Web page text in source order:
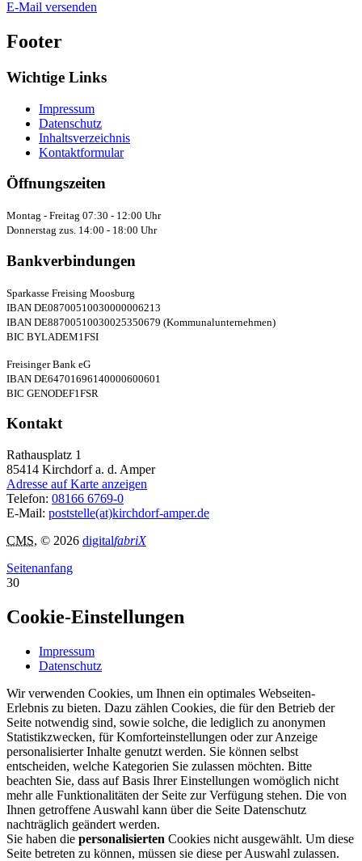
E-Mail versenden
Footer
Wichtige Links
Impressum
Datenschutz
Inhaltsverzeichnis
Kontaktformular
Öffnungszeiten
Montag - Freitag 07:30 - 12:00 Uhr
Donnerstag zus. 14:00 - 18:00 Uhr
Bankverbindungen
Sparkasse Freising Moosburg
IBAN DE08700510030000006213
IBAN DE88700510030025350679 (Kommunalunternehmen)
BIC BYLADEM1FSI
Freisinger Bank eG
IBAN DE64701696140000600601
BIC GENODEF1FSR
Kontakt
Rathausplatz 1
85414 Kirchdorf a. d. Amper
Adresse auf Karte anzeigen
Telefon: 08166 6769-0
E-Mail: poststelle(at)kirchdorf-amper.de
CMS, © 2026 digitalfabriX
Seitenanfang
30
Cookie-Einstellungen
Impressum
Datenschutz
Wir verwenden Cookies, um Ihnen ein optimales Webseiten-
Erlebnis zu bieten. Dazu zählen Cookies, die für den Betrieb der
Seite notwendig sind, sowie solche, die lediglich zu anonymen
Statistikzwecken, für Komforteinstellungen oder zur Anzeige
personalisierter Inhalte genutzt werden. Sie können selbst
entscheiden, welche Kategorien Sie zulassen möchten. Bitte
beachten Sie, dass auf Basis Ihrer Einstellungen womöglich nicht
mehr alle Funktionalitäten der Seite zur Verfügung stehen. Die von
Ihnen getroffene Auswahl kann über die Seite Datenschutz
nachträglich geändert werden.
Sie haben die personalisierten Cookies nicht ausgewählt. Um diese
Seite betreten zu können, müssen sie diese per Auswahl zulassen.